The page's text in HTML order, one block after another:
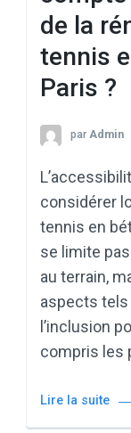
de la
tennis
Paris ?
par Admin
considérer
tennis en
se limite
au terrain,
aspects
l’inclusion
compris les
Lire la suite